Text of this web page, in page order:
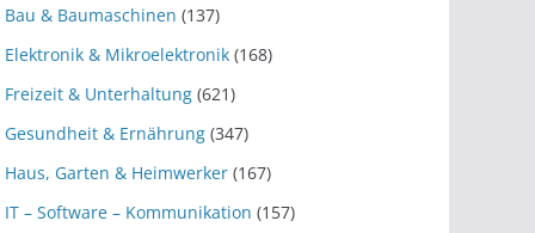
Bau & Baumaschinen (137)
Elektronik & Mikroelektronik (168)
Freizeit & Unterhaltung (621)
Gesundheit & Ernährung (347)
Haus, Garten & Heimwerker (167)
IT – Software – Kommunikation (157)